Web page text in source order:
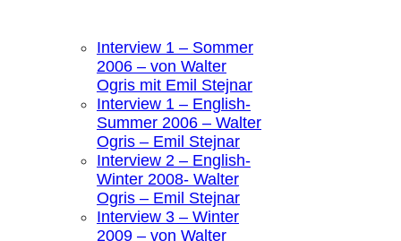
Interview 1 – Sommer
2006 – von Walter
Ogris mit Emil Stejnar
Interview 1 – English-
Summer 2006 – Walter
Ogris – Emil Stejnar
Interview 2 – English-
Winter 2008- Walter
Ogris – Emil Stejnar
Interview 3 – Winter
2009 – von Walter